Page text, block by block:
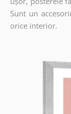
Sunt un
orice interior.